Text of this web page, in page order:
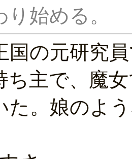
国の元研究
ち主で、魔
た。娘のよ